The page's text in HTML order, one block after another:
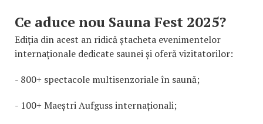
Ce aduce nou Sauna Fest 2025?
Ediția din acest an ridică ștacheta evenimentelor
internaționale dedicate saunei și oferă vizitatorilor:
- 800+ spectacole multisenzoriale în saună;
- 100+ Maeștri Aufguss internaționali;